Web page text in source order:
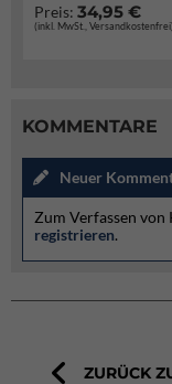
Preis: 34,95 €
(inkl. MwSt., Versandkostenfrei)
KOMMENTARE
Neuer
Zum Verfassen
registrieren.
ZURÜCK